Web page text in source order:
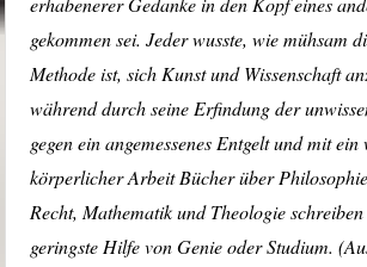
gekommen sei. Jeder wusste, wie mühsam
Methode ist, sich Kunst und Wissenschaft
während durch seine Erfindung der
gegen ein angemessenes Entgelt und mit ein
körperlicher Arbeit Bücher über
Recht, Mathematik und Theologie
geringste Hilfe von Genie oder Studium.